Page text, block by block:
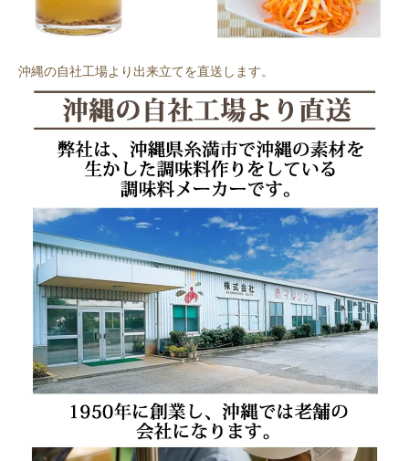
沖縄の自社工場より出来立てを直送します。